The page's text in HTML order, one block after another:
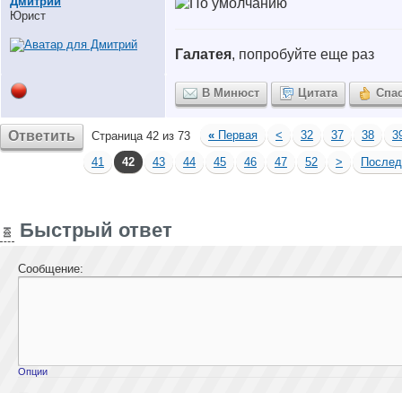
Юрист
Галатея, попробуйте еще раз
В Минюст Цитата
Ответить Страница 42 из 73 « Первая < 32 37 38
41
42 43 44 45 46 47 52 >
Быстрый ответ
Сообщение:
Опции